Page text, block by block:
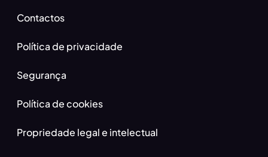
Contactos
Política de privacidade
Segurança
Política de cookies
Propriedade legal e intelectual